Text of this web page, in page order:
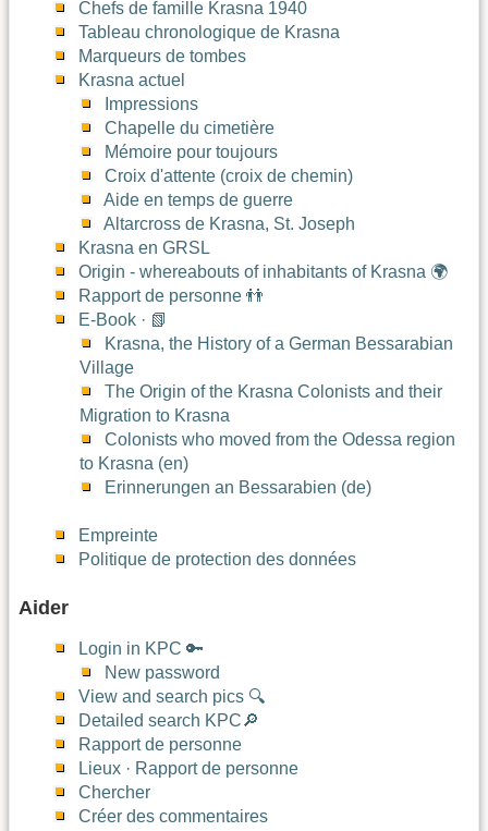
Chefs de famille Krasna 1940
Tableau chronologique de Krasna
Marqueurs de tombes
Krasna actuel
Impressions
Chapelle du cimetière
Mémoire pour toujours
Croix d'attente (croix de chemin)
Aide en temps de guerre
Altarcross de Krasna, St. Joseph
Krasna en GRSL
Origin - whereabouts of inhabitants of Krasna 🌍
Rapport de personne 👬
E-Book · 📗
Krasna, the History of a German Bessarabian
Village
The Origin of the Krasna Colonists and their
Migration to Krasna
Colonists who moved from the Odessa region
to Krasna (en)
Erinnerungen an Bessarabien (de)
Empreinte
Politique de protection des données
Aider
Login in KPC 🔑
New password
View and search pics 🔍
Detailed search KPC🔎
Rapport de personne
Lieux · Rapport de personne
Chercher
Créer des commentaires